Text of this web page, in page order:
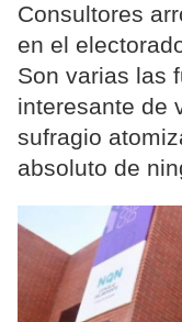
Consultores
en el
Son varias las
interesante de
sufragio
absoluto de